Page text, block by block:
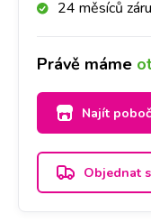
24 měsíců
Právě máme
Najít
Objednat